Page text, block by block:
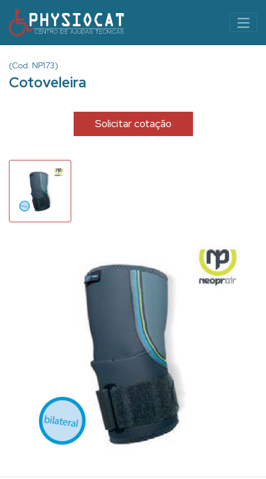
(Cod. NP173)
Cotoveleira
Solicitar cotação